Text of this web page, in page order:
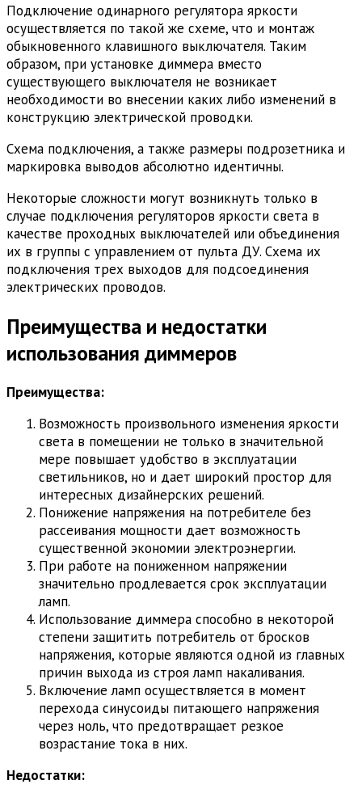
Подключение одинарного регулятора яркости
осуществляется по такой же схеме, что и монтаж
обыкновенного клавишного выключателя. Таким
образом, при установке диммера вместо
существующего выключателя не возникает
необходимости во внесении каких либо изменений в
конструкцию электрической проводки.
Схема подключения, а также размеры подрозетника и
маркировка выводов абсолютно идентичны.
Некоторые сложности могут возникнуть только в
случае подключения регуляторов яркости света в
качестве проходных выключателей или объединения
их в группы с управлением от пульта ДУ. Схема их
подключения трех выходов для подсоединения
электрических проводов.
Преимущества и недостатки
использования диммеров
Преимущества:
Возможность произвольного изменения яркости
света в помещении не только в значительной
мере повышает удобство в эксплуатации
светильников, но и дает широкий простор для
интересных дизайнерских решений.
Понижение напряжения на потребителе без
рассеивания мощности дает возможность
существенной экономии электроэнергии.
При работе на пониженном напряжении
значительно продлевается срок эксплуатации
ламп.
Использование диммера способно в некоторой
степени защитить потребитель от бросков
напряжения, которые являются одной из главных
причин выхода из строя ламп накаливания.
Включение ламп осуществляется в момент
перехода синусоиды питающего напряжения
через ноль, что предотвращает резкое
возрастание тока в них.
Недостатки: